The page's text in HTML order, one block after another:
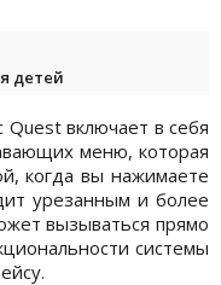
детей
включает в себя
меню, которая
когда вы нажимаете
урезанным и более
вызываться прямо
системы